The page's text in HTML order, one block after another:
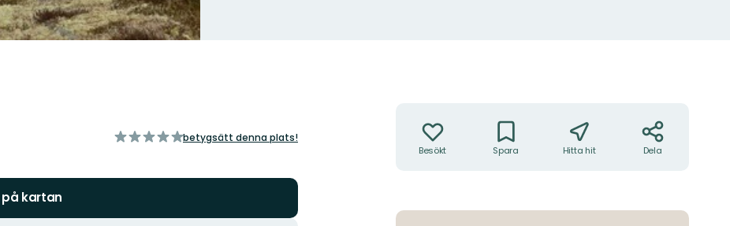
av
betygsätt denna plats!
på kartan
Besökt Spara Hitta hit Dela